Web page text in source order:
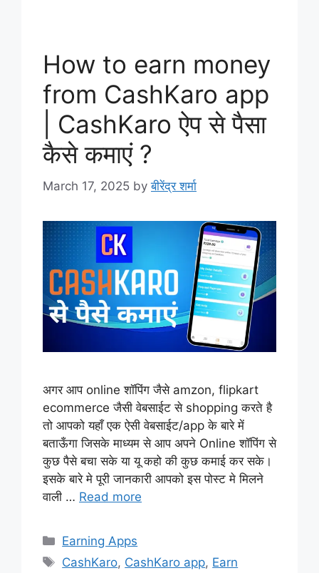
How to earn money
from CashKaro app
| CashKaro ऐप से पैसा
कैसे कमाएं ?
March 17, 2025 byबीरेंद्र शर्मा
अगर आप online शॉपिंग जैसे amzon, flipkart
ecommerce जैसी वेबसाईट से shopping करते है
तो आपको यहाँ एक ऐसी वेबसाईट/app के बारे में
बताऊँगा जिसके माध्यम से आप अपने Online शॉपिंग से
कुछ पैसे बचा सके या यू कहो की कुछ कमाई कर सके।
इसके बारे मे पूरी जानकारी आपको इस पोस्ट मे मिलने
वाली … Read more
Categories
Earning Apps
Tags
CashKaro, CashKaro app, Earn